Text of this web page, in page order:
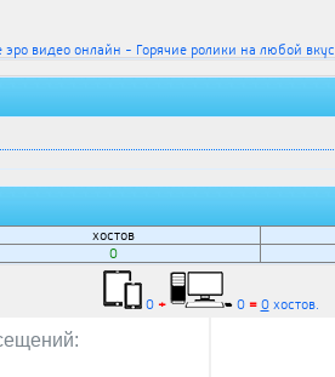
видео онлайн - Горячие ролики на любой вкус
хостов
0
0 + 0 = 0хостов.